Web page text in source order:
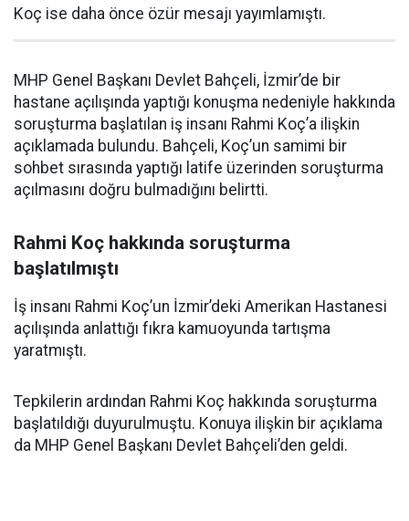
Koç ise daha önce özür mesajı yayımlamıştı.
MHP Genel Başkanı Devlet Bahçeli, İzmir’de bir
hastane açılışında yaptığı konuşma nedeniyle hakkında
soruşturma başlatılan iş insanı Rahmi Koç’a ilişkin
açıklamada bulundu. Bahçeli, Koç’un samimi bir
sohbet sırasında yaptığı latife üzerinden soruşturma
açılmasını doğru bulmadığını belirtti.
Rahmi Koç hakkında soruşturma
başlatılmıştı
İş insanı Rahmi Koç’un İzmir’deki Amerikan Hastanesi
açılışında anlattığı fıkra kamuoyunda tartışma
yaratmıştı.
Tepkilerin ardından Rahmi Koç hakkında soruşturma
başlatıldığı duyurulmuştu. Konuya ilişkin bir açıklama
da MHP Genel Başkanı Devlet Bahçeli’den geldi.